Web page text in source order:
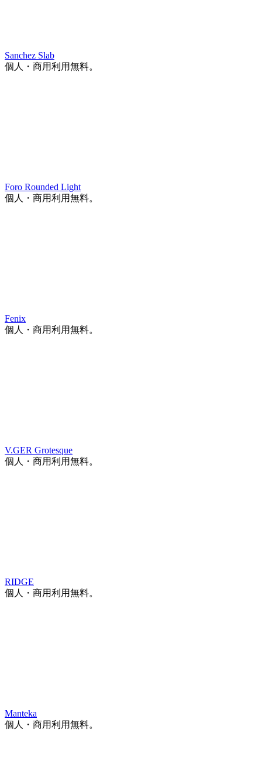
Sanchez Slab
個人・商用利用無料。
Foro Rounded Light
個人・商用利用無料。
Fenix
個人・商用利用無料。
V.GER Grotesque
個人・商用利用無料。
RIDGE
個人・商用利用無料。
Manteka
個人・商用利用無料。